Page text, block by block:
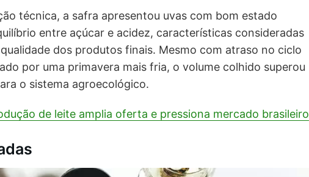
técnica, a safra apresentou uvas com bom estado
entre açúcar e acidez, características consideradas
dos produtos finais. Mesmo com atraso no ciclo
por uma primavera mais fria, o volume colhido superou
o sistema agroecológico.
de leite amplia oferta e pressiona mercado brasileiro